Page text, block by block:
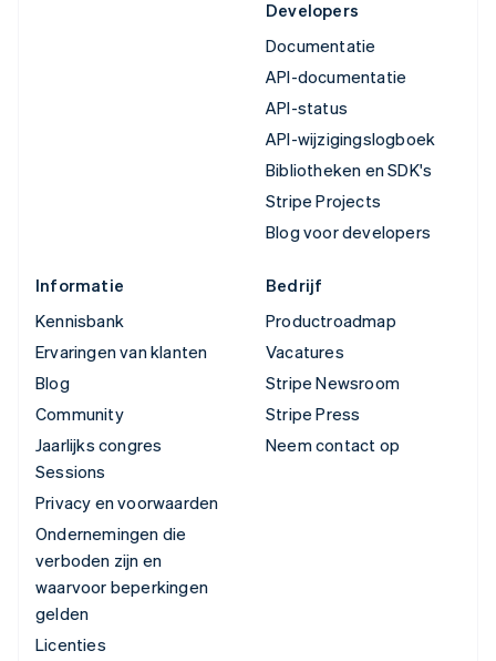
Developers
Documentatie
API-documentatie
API-status
API-wijzigingslogboek
Bibliotheken en SDK's
Stripe Projects
Blog voor developers
Informatie
Kennisbank
Ervaringen van klanten
Blog
Community
Jaarlijks congres
Sessions
Privacy en voorwaarden
Ondernemingen die
verboden zijn en
waarvoor beperkingen
gelden
Licenties
Bedrijf
Productroadmap
Vacatures
Stripe Newsroom
Stripe Press
Neem contact op